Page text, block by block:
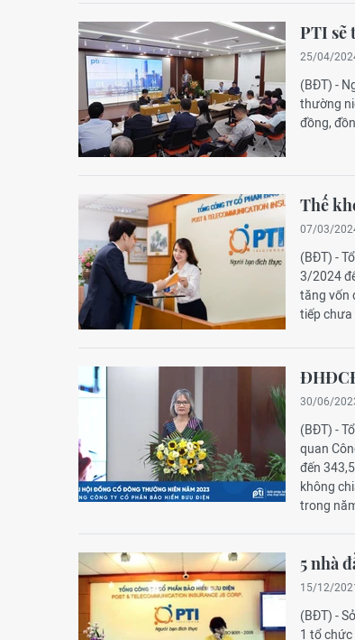
PTI sẽ
25/04/
(BĐT) -
thường
đồng,
Thế
07/03/
(BĐT) -
3/2024
tăng vốn
tiếp chưa
30/06/
(BĐT) -
quan
đến
không
trong
5 nhà
15/12/
(BĐT) -
1 tổ chức